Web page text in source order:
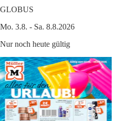
GLOBUS
Mo. 3.8. - Sa. 8.8.2026
Nur noch heute gültig